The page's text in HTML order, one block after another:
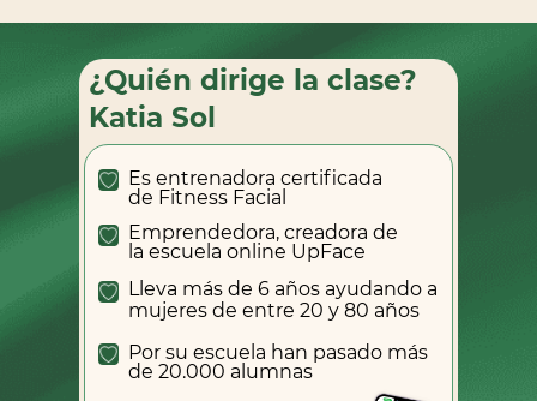
¿Quién dirige la clase?
Katia Sol
Por su escuela han pasado más
de 20.000 alumnas
Lleva más de 6 años ayudando a
mujeres de entre 20 y 80 años
Es entrenadora certificada
de Fitness Facial
Emprendedora, creadora de
la escuela online UpFace